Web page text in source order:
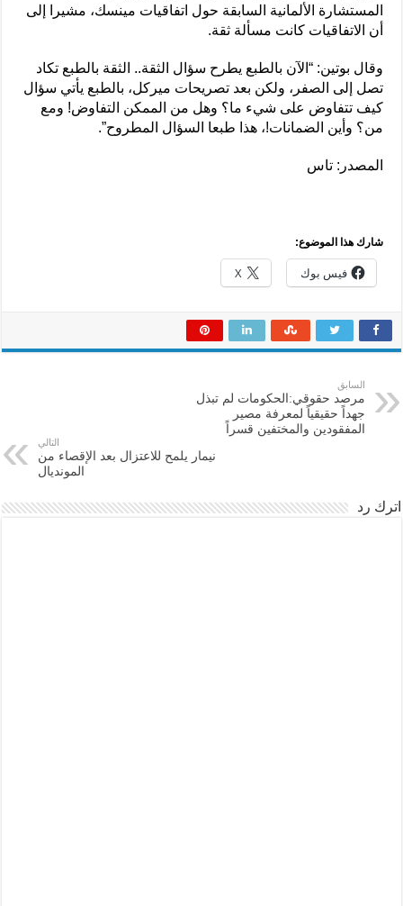
المستشارة الألمانية السابقة حول اتفاقيات مينسك، مشيرا إلى
أن الاتفاقيات كانت مسألة ثقة.
وقال بوتين: “الآن بالطبع يطرح سؤال الثقة.. الثقة بالطبع تكاد
تصل إلى الصفر، ولكن بعد تصريحات ميركل، بالطبع يأتي سؤال
كيف تتفاوض على شيء ما؟ وهل من الممكن التفاوض! ومع
من؟ وأين الضمانات!، هذا طبعا السؤال المطروح”.
المصدر: تاس
شارك هذا الموضوع:
فيس بوك X
السابق
مرصد حقوقي:الحكومات لم تبذل
جهداً حقيقياً لمعرفة مصير
المفقودين والمختفين قسراً
التالي
نيمار يلمح للاعتزال بعد الإقصاء من
المونديال
اترك رد